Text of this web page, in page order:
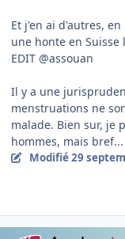
Et j'en ai d'autres,
une honte en Suisse
EDIT @assouan
Il y a une
menstruations ne
malade. Bien sur, je
hommes, mais bref...
Modifié29